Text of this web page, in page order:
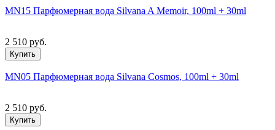
MN15 Парфюмерная вода Silvana A Memoir, 100ml + 30ml
2 510 руб.
Купить
MN05 Парфюмерная вода Silvana Cosmos, 100ml + 30ml
2 510 руб.
Купить